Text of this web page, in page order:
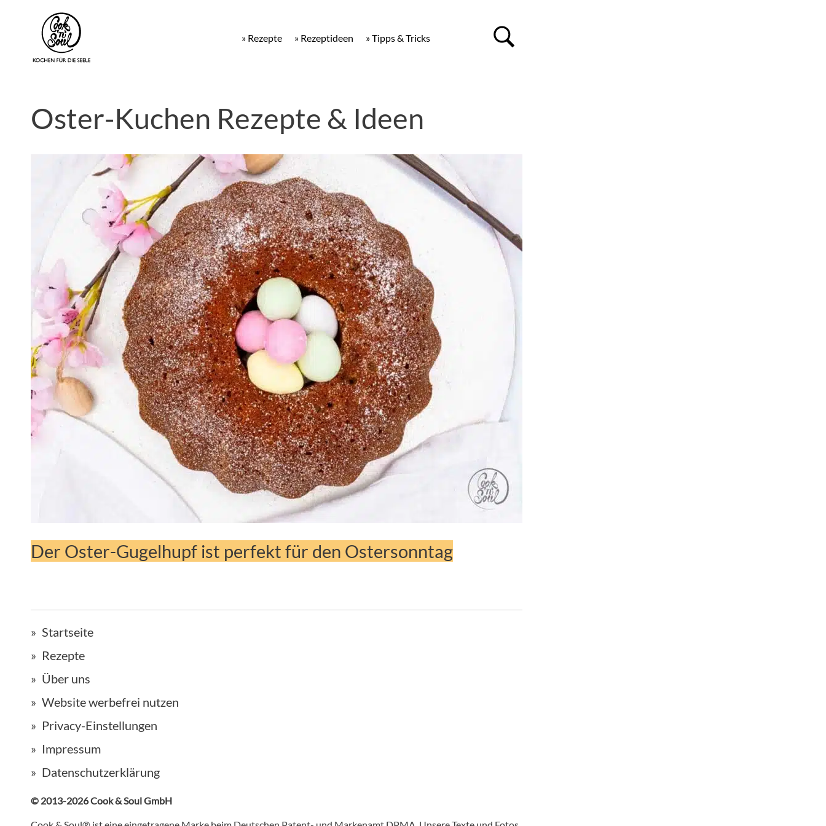
» Tipps & Tricks
» Rezeptideen
» Rezepte
Oster-Kuchen Rezepte & Ideen
Der Oster-Gugelhupf ist perfekt für den Ostersonntag
Startseite
Rezepte
Über uns
Website werbefrei nutzen
Privacy-Einstellungen
Impressum
Datenschutzerklärung
© 2013-2026 Cook & Soul GmbH